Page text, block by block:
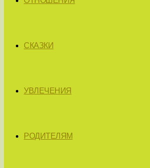
СКАЗКИ
УВЛЕЧЕНИЯ
РОДИТЕЛЯМ